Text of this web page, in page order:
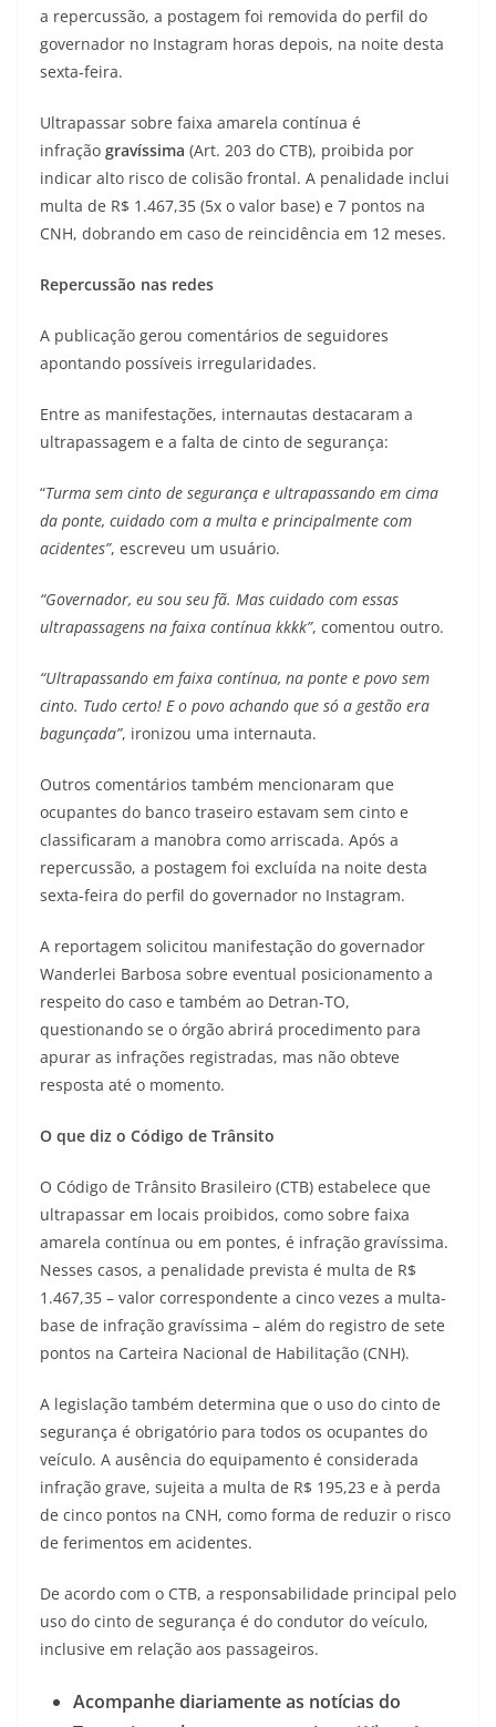
a repercussão, a postagem foi removida do perfil do
governador no Instagram horas depois, na noite desta
sexta-feira.
Ultrapassar sobre faixa amarela contínua é
infração gravíssima (Art. 203 do CTB), proibida por
indicar alto risco de colisão frontal. A penalidade inclui
multa de R$ 1.467,35 (5x o valor base) e 7 pontos na
CNH, dobrando em caso de reincidência em 12 meses.
Repercussão nas redes
A publicação gerou comentários de seguidores
apontando possíveis irregularidades.
Entre as manifestações, internautas destacaram a
ultrapassagem e a falta de cinto de segurança:
“Turma sem cinto de segurança e ultrapassando em cima
da ponte, cuidado com a multa e principalmente com
acidentes”, escreveu um usuário.
“Governador, eu sou seu fã. Mas cuidado com essas
ultrapassagens na faixa contínua kkkk”, comentou outro.
“Ultrapassando em faixa contínua, na ponte e povo sem
cinto. Tudo certo! E o povo achando que só a gestão era
bagunçada”, ironizou uma internauta.
Outros comentários também mencionaram que
ocupantes do banco traseiro estavam sem cinto e
classificaram a manobra como arriscada. Após a
repercussão, a postagem foi excluída na noite desta
sexta-feira do perfil do governador no Instagram.
A reportagem solicitou manifestação do governador
Wanderlei Barbosa sobre eventual posicionamento a
respeito do caso e também ao Detran-TO,
questionando se o órgão abrirá procedimento para
apurar as infrações registradas, mas não obteve
resposta até o momento.
O que diz o Código de Trânsito
O Código de Trânsito Brasileiro (CTB) estabelece que
ultrapassar em locais proibidos, como sobre faixa
amarela contínua ou em pontes, é infração gravíssima.
Nesses casos, a penalidade prevista é multa de R$
1.467,35 – valor correspondente a cinco vezes a multa-
base de infração gravíssima – além do registro de sete
pontos na Carteira Nacional de Habilitação (CNH).
A legislação também determina que o uso do cinto de
segurança é obrigatório para todos os ocupantes do
veículo. A ausência do equipamento é considerada
infração grave, sujeita a multa de R$ 195,23 e à perda
de cinco pontos na CNH, como forma de reduzir o risco
de ferimentos em acidentes.
De acordo com o CTB, a responsabilidade principal pelo
uso do cinto de segurança é do condutor do veículo,
inclusive em relação aos passageiros.
Acompanhe diariamente as notícias do